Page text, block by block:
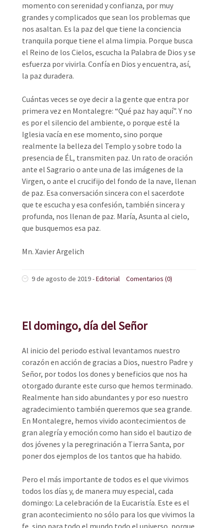
momento con serenidad y confianza, por muy
grandes y complicados que sean los problemas que
nos asaltan. Es la paz del que tiene la conciencia
tranquila porque tiene el alma limpia. Porque busca
el Reino de los Cielos, escucha la Palabra de Dios y se
esfuerza por vivirla. Confía en Dios y encuentra, así,
la paz duradera.
Cuántas veces se oye decir a la gente que entra por
primera vez en Montalegre: “Qué paz hay aquí”. Y no
es por el silencio del ambiente, o porque esté la
Iglesia vacía en ese momento, sino porque
realmente la belleza del Templo y sobre todo la
presencia de ÉL, transmiten paz. Un rato de oración
ante el Sagrario o ante una de las imágenes de la
Virgen, o ante el crucifijo del fondo de la nave, llenan
de paz. Esa conversación sincera con el sacerdote
que te escucha y esa confesión, también sincera y
profunda, nos llenan de paz. María, Asunta al cielo,
que busquemos esa paz.
Mn. Xavier Argelich
9 de agosto de 2019-Editorial Comentarios (0)
El domingo, día del Señor
Al inicio del periodo estival levantamos nuestro
corazón en acción de gracias a Dios, nuestro Padre y
Señor, por todos los dones y beneficios que nos ha
otorgado durante este curso que hemos terminado.
Realmente han sido abundantes y por eso nuestro
agradecimiento también queremos que sea grande.
En Montalegre, hemos vivido acontecimientos de
gran alegría y emoción como han sido el bautizo de
dos jóvenes y la peregrinación a Tierra Santa, por
poner dos ejemplos de los tantos que ha habido.
Pero el más importante de todos es el que vivimos
todos los días y, de manera muy especial, cada
domingo: La celebración de la Eucaristía. Este es el
gran acontecimiento no sólo para los que vivimos la
fe, sino para todo el mundo todo el universo, porque